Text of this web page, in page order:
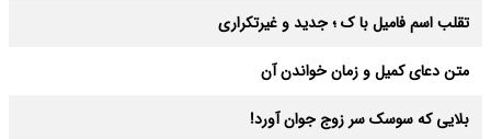
تقلب اسم فامیل با ک ؛ جدید و غیرتکراری
متن دعای کمیل و زمان خواندن آن
بلایی که سوسک سر زوج جوان آورد!